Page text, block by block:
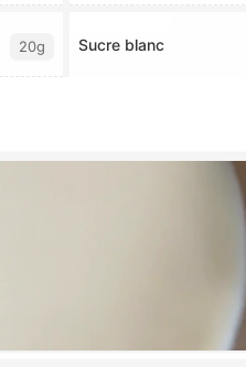
20g Sucre blanc